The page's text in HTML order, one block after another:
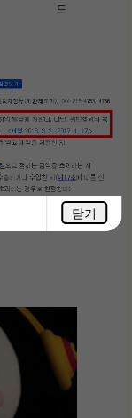
닫기